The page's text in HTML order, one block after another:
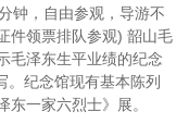
钟，自由参观，导游不
件领票排队参观) 韶山毛
毛泽东生平业绩的纪念
。纪念馆现有基本陈列
东一家六烈士》展。